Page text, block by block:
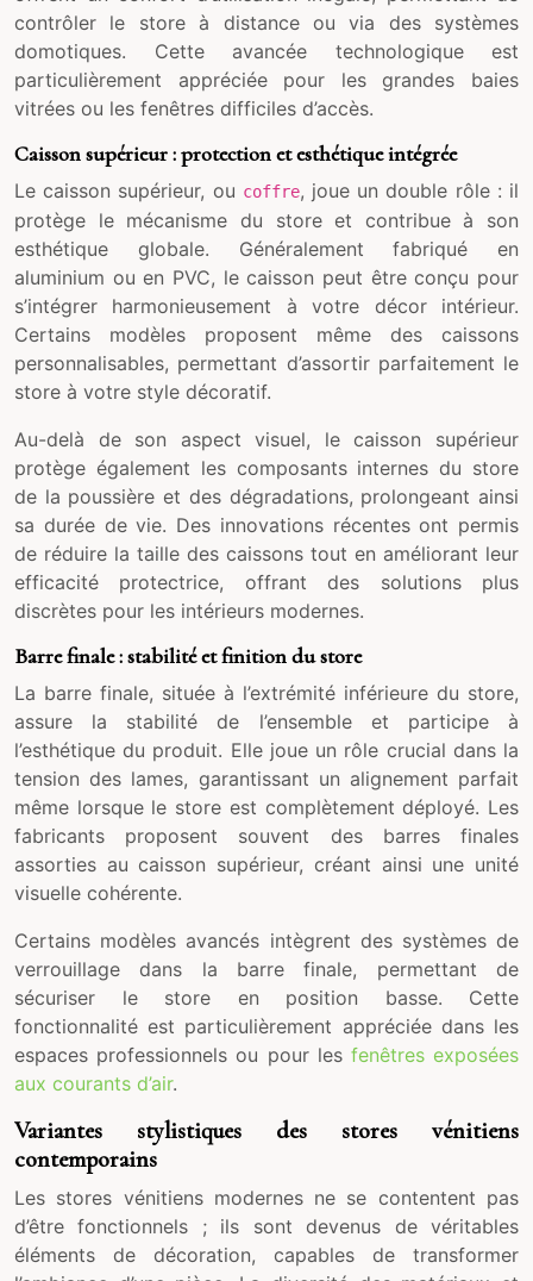
contrôler le store à distance ou via des systèmes
domotiques. Cette avancée technologique est
particulièrement appréciée pour les grandes baies
vitrées ou les fenêtres difficiles d’accès.
Caisson supérieur : protection et esthétique intégrée
Le caisson supérieur, ou coffre, joue un double rôle : il
protège le mécanisme du store et contribue à son
esthétique globale. Généralement fabriqué en
aluminium ou en PVC, le caisson peut être conçu pour
s’intégrer harmonieusement à votre décor intérieur.
Certains modèles proposent même des caissons
personnalisables, permettant d’assortir parfaitement le
store à votre style décoratif.
Au-delà de son aspect visuel, le caisson supérieur
protège également les composants internes du store
de la poussière et des dégradations, prolongeant ainsi
sa durée de vie. Des innovations récentes ont permis
de réduire la taille des caissons tout en améliorant leur
efficacité protectrice, offrant des solutions plus
discrètes pour les intérieurs modernes.
Barre finale : stabilité et finition du store
La barre finale, située à l’extrémité inférieure du store,
assure la stabilité de l’ensemble et participe à
l’esthétique du produit. Elle joue un rôle crucial dans la
tension des lames, garantissant un alignement parfait
même lorsque le store est complètement déployé. Les
fabricants proposent souvent des barres finales
assorties au caisson supérieur, créant ainsi une unité
visuelle cohérente.
Certains modèles avancés intègrent des systèmes de
verrouillage dans la barre finale, permettant de
sécuriser le store en position basse. Cette
fonctionnalité est particulièrement appréciée dans les
espaces professionnels ou pour les fenêtres exposées
aux courants d’air.
Variantes stylistiques des stores vénitiens
contemporains
Les stores vénitiens modernes ne se contentent pas
d’être fonctionnels ; ils sont devenus de véritables
éléments de décoration, capables de transformer